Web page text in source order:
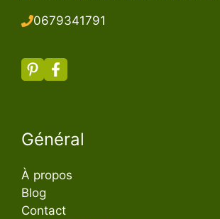
0679341791
Général
À propos
Blog
Contact